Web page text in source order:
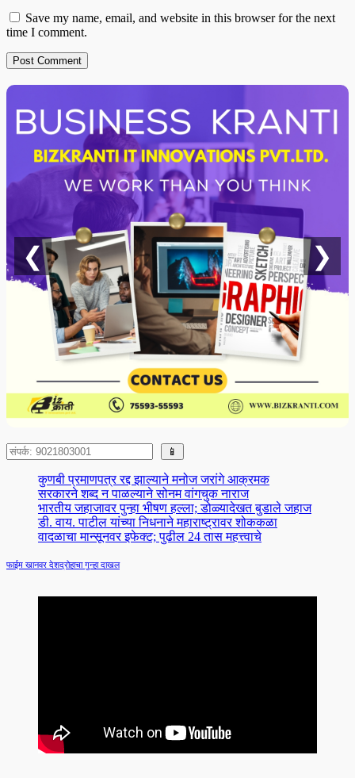
Save my name, email, and website in this browser for the next
time I comment.
❮ ❯
Search 📱
कुणबी प्रमाणपत्र रद्द झाल्याने मनोज जरांगे आक्रमक
सरकारने शब्द न पाळल्याने सोनम वांगचुक नाराज
भारतीय जहाजावर पुन्हा भीषण हल्ला; डोळ्यादेखत बुडाले जहाज
डी. वाय. पाटील यांच्या निधनाने महाराष्ट्रावर शोककळा
वादळाचा मान्सूनवर इफेक्ट; पुढील 24 तास महत्त्वाचे
फाईम खानवर देशद्रोहाचा गुन्हा दाखल